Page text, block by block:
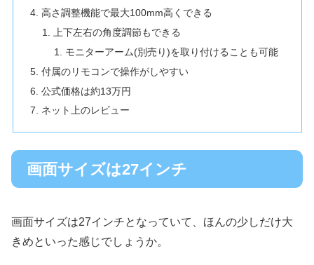
高さ調整機能で最大100mm高くできる
上下左右の角度調節もできる
モニターアーム(別売り)を取り付けることも可能
付属のリモコンで操作がしやすい
公式価格は約13万円
ネット上のレビュー
画面サイズは27インチ
画面サイズは27インチとなっていて、ほんの少しだけ大
きめといった感じでしょうか。